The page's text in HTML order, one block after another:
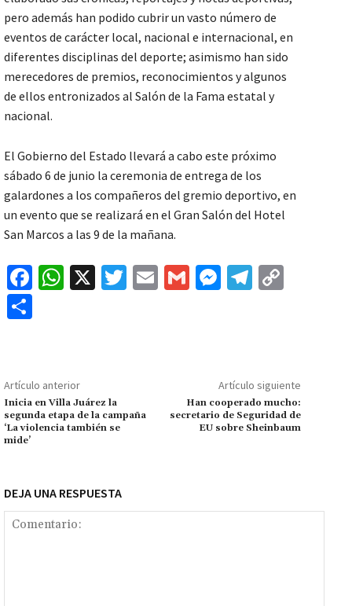
pero además han podido cubrir un vasto número de
eventos de carácter local, nacional e internacional, en
diferentes disciplinas del deporte; asimismo han sido
merecedores de premios, reconocimientos y algunos
de ellos entronizados al Salón de la Fama estatal y
nacional.
El Gobierno del Estado llevará a cabo este próximo
sábado 6 de junio la ceremonia de entrega de los
galardones a los compañeros del gremio deportivo, en
un evento que se realizará en el Gran Salón del Hotel
San Marcos a las 9 de la mañana.
Fa
o
k
W
p
p
X
T
E
G
M
ge
r
Te
m Li
n
k
p
ar
tir
Artículo anterior
Inicia en Villa Juárez la
segunda etapa de la campaña
‘La violencia también se
mide’
Artículo siguiente
Han cooperado mucho:
secretario de Seguridad de
EU sobre Sheinbaum
DEJA UNA RESPUESTA